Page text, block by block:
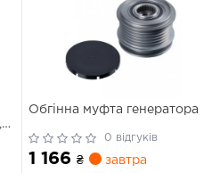
Обгінна муфта генератора
0 відгуків
1 166 ₴ завтра